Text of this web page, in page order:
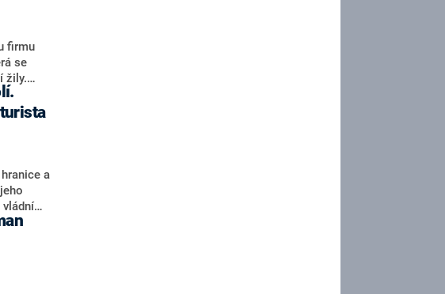
Pro
firmu
se
žily.
a
Nový